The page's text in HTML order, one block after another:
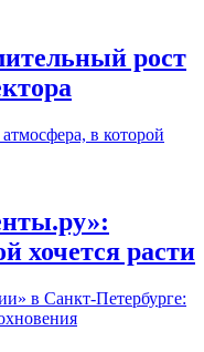
рост
хочется расти